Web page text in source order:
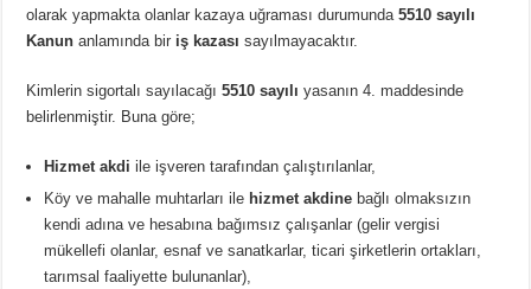
olarak yapmakta olanlar kazaya uğraması durumunda5510 sayılı
Kanun anlamında bir iş kazası sayılmayacaktır.
Kimlerin sigortalı sayılacağı5510 sayılı yasanın 4. maddesinde
belirlenmiştir. Buna göre;
Hizmet akdi ile işveren tarafından çalıştırılanlar,
Köy ve mahalle muhtarları ile hizmet akdine bağlı olmaksızın
kendi adına ve hesabına bağımsız çalışanlar (gelir vergisi
mükellefi olanlar, esnaf ve sanatkarlar, ticari şirketlerin ortakları,
tarımsal faaliyette bulunanlar),